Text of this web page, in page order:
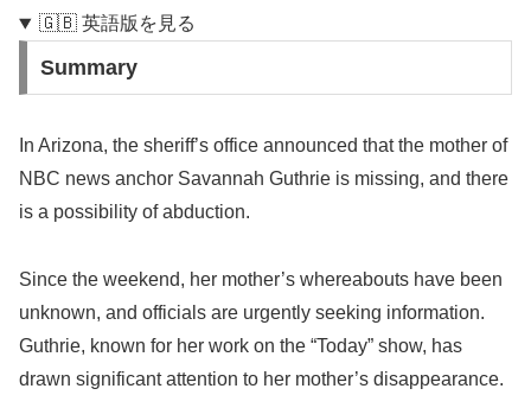
🇬🇧 英語版を見る
Summary
In Arizona, the sheriff’s office announced that the mother of
NBC news anchor Savannah Guthrie is missing, and there
is a possibility of abduction.
Since the weekend, her mother’s whereabouts have been
unknown, and officials are urgently seeking information.
Guthrie, known for her work on the “Today” show, has
drawn significant attention to her mother’s disappearance.